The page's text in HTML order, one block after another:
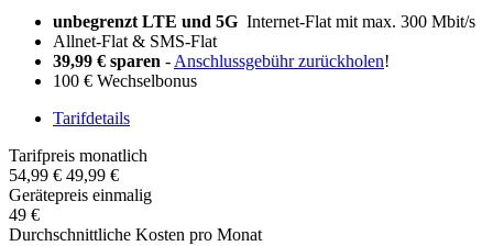
unbegrenzt LTE und 5G Internet-Flat mit max. 300 Mbit/s
Allnet-Flat & SMS-Flat
39,99 € sparen - Anschlussgebühr zurückholen!
100 € Wechselbonus
Tarifdetails
Tarifpreis monatlich
54,99 € 49,99 €
Gerätepreis einmalig
49 €
Durchschnittliche Kosten pro Monat